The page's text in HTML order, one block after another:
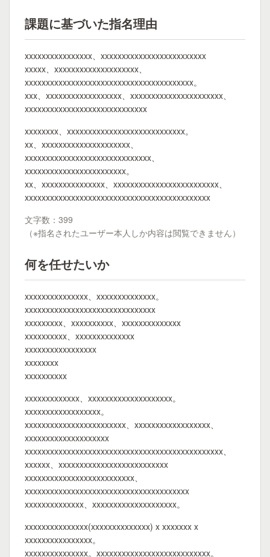
課題に基づいた指名理由
xxxxxxxxxxxxxxxx、xxxxxxxxxxxxxxxxxxxxxxxxx
xxxxx、xxxxxxxxxxxxxxxxxxxx、
xxxxxxxxxxxxxxxxxxxxxxxxxxxxxxxxxxxxxxxx。
xxx、xxxxxxxxxxxxxxxxxx、xxxxxxxxxxxxxxxxxxxxxx、
xxxxxxxxxxxxxxxxxxxxxxxxxxxxx
xxxxxxxx、xxxxxxxxxxxxxxxxxxxxxxxxxxxx。
xx、xxxxxxxxxxxxxxxxxxxxx、
xxxxxxxxxxxxxxxxxxxxxxxxxxxxxx、
xxxxxxxxxxxxxxxxxxxxxxxx。
xx、xxxxxxxxxxxxxxx、xxxxxxxxxxxxxxxxxxxxxxxxx、
xxxxxxxxxxxxxxxxxxxxxxxxxxxxxxxxxxxxxxxxxxxx
文字数：399
（※指名されたユーザー本人しか内容は閲覧できません）
何を任せたいか
xxxxxxxxxxxxxxx、xxxxxxxxxxxxxx。
xxxxxxxxxxxxxxxxxxxxxxxxxxxxxxx
xxxxxxxxx、xxxxxxxxxx、xxxxxxxxxxxxxx
xxxxxxxxxx、xxxxxxxxxxxxxx
xxxxxxxxxxxxxxxxx
xxxxxxxx
xxxxxxxxxx
xxxxxxxxxxxxx、xxxxxxxxxxxxxxxxxxxx。
xxxxxxxxxxxxxxxxxx。
xxxxxxxxxxxxxxxxxxxxxxxx、xxxxxxxxxxxxxxxxxx、
xxxxxxxxxxxxxxxxxxxx
xxxxxxxxxxxxxxxxxxxxxxxxxxxxxxxxxxxxxxxxxxxxxxx、
xxxxxx、xxxxxxxxxxxxxxxxxxxxxxxxxx
xxxxxxxxxxxxxxxxxxxxxxxxxx、
xxxxxxxxxxxxxxxxxxxxxxxxxxxxxxxxxxxxxxx
xxxxxxxxxxxxxx、xxxxxxxxxxxxxxxxxxxx。
xxxxxxxxxxxxxxx(xxxxxxxxxxxxxx) x xxxxxxx x
xxxxxxxxxxxxxxxx。
xxxxxxxxxxxxxxx。xxxxxxxxxxxxxxxxxxxxxxxxxxx。